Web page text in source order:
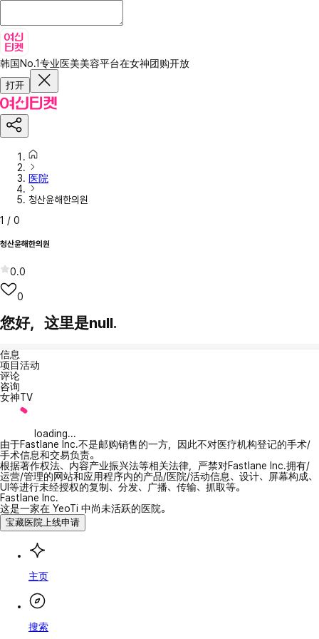
韩国No.1专业医美美容平台在女神团购开放
打开
医院
청산윤해한의원
1 / 0
청산윤해한의원
0.0
0
您好，这里是null.
信息
项目活动
评论
咨询
女神TV
loading...
由于Fastlane Inc.不是邮购销售的一方，因此不对医疗机构登记的手术/
手术信息和交易负责。
根据著作权法、内容产业振兴法等相关法律，严禁对Fastlane Inc.拥有/
运营/管理的网站和应用程序内的产品/医院/活动信息、设计、屏幕构成、
UI等进行未经授权的复制、分发、广播、传输、抓取等。
Fastlane Inc.
这是一家在 YeoTi 中尚未活跃的医院。
宝藏医院上线申请
主页
搜索